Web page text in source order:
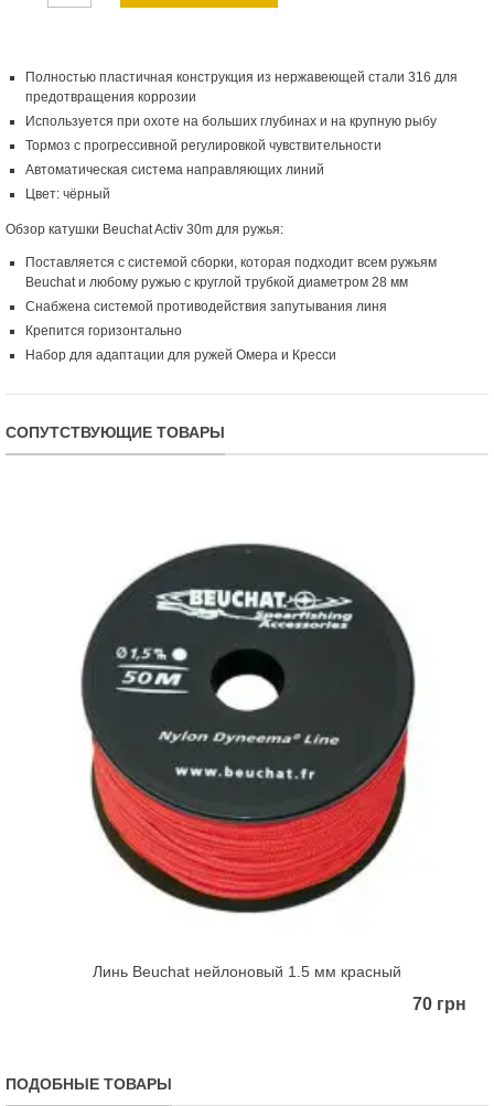
Полностью пластичная конструкция из нержавеющей стали 316 для
предотвращения коррозии
Используется при охоте на больших глубинах и на крупную рыбу
Тормоз с прогрессивной регулировкой чувствительности
Автоматическая система направляющих линий
Цвет: чёрный
Обзор катушки Beuchat Activ 30m для ружья:
Поставляется с системой сборки, которая подходит всем ружьям
Beuchat и любому ружью с круглой трубкой диаметром 28 мм
Снабжена системой противодействия запутывания линя
Крепится горизонтально
Набор для адаптации для ружей Омера и Кресси
СОПУТСТВУЮЩИЕ ТОВАРЫ
Линь Beuchat нейлоновый 1.5 мм красный
70 грн
ПОДОБНЫЕ ТОВАРЫ